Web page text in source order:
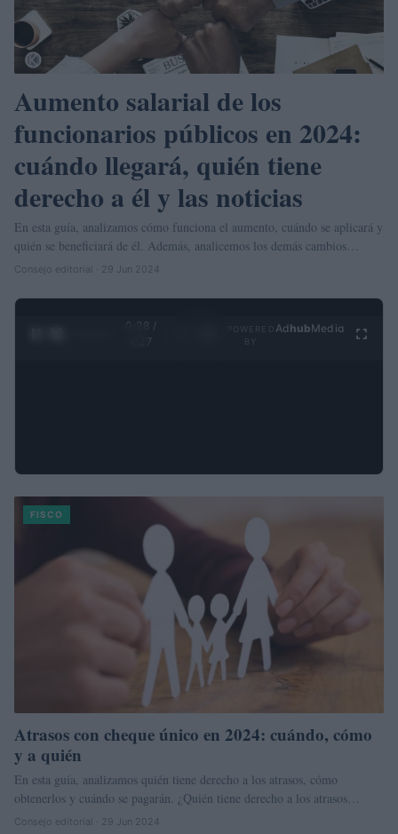
Aumento salarial de los
funcionarios públicos en 2024:
cuándo llegará, quién tiene
derecho a él y las noticias
En esta guía, analizamos cómo funciona el aumento, cuándo se aplicará y
quién se beneficiará de él. Además, analicemos los demás cambios…
Consejo editorial · 29 Jun 2024
0:29 /
4:27
Ad hubMedia
FISCO
Atrasos con cheque único en 2024: cuándo, cómo
y a quién
En esta guía, analizamos quién tiene derecho a los atrasos, cómo
obtenerlos y cuándo se pagarán. ¿Quién tiene derecho a los atrasos…
Consejo editorial · 29 Jun 2024